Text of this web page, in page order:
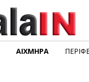
ΑΙΧΜΗΡΆ